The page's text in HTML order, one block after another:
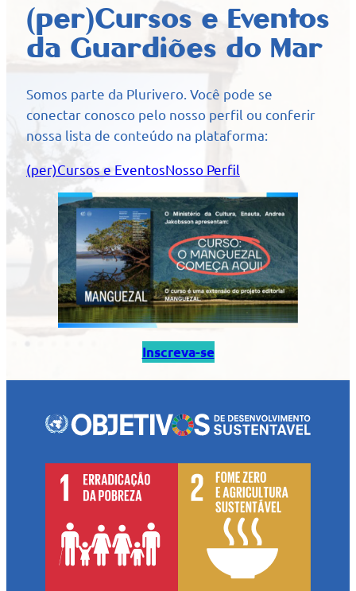
(per)Cursos e Eventos
da Guardiões do Mar
Somos parte da Plurivero. Você pode se
conectar conosco pelo nosso perfil ou conferir
nossa lista de conteúdo na plataforma:
(per)Cursos e EventosNosso Perfil
Inscreva-se